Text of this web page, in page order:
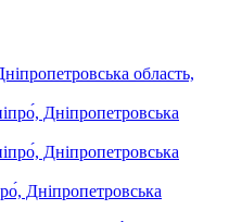
область,
Дніпропетровська
Дніпропетровська
Дніпропетровська